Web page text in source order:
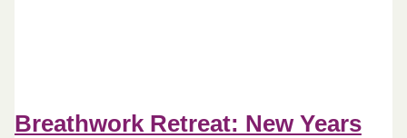
Breathwork Retreat: New Years